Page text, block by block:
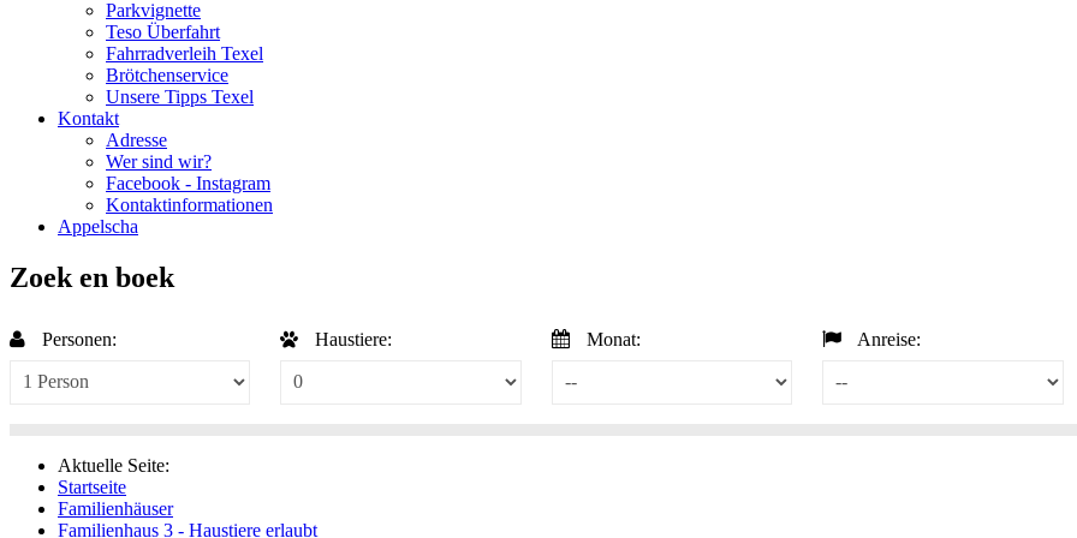
Parkvignette
Teso Überfahrt
Fahrradverleih Texel
Brötchenservice
Unsere Tipps Texel
Kontakt
Adresse
Wer sind wir?
Facebook - Instagram
Kontaktinformationen
Appelscha
Zoek en boek
Personen: Haustiere: Monat: Anreise:
Aktuelle Seite:
Startseite
Familienhäuser
Familienhaus 3 - Haustiere erlaubt